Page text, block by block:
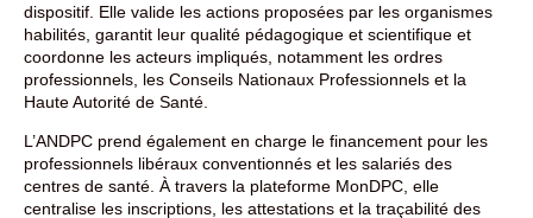
dispositif. Elle valide les actions proposées par les organismes
habilités, garantit leur qualité pédagogique et scientifique et
coordonne les acteurs impliqués, notamment les ordres
professionnels, les Conseils Nationaux Professionnels et la
Haute Autorité de Santé.
L’ANDPC prend également en charge le financement pour les
professionnels libéraux conventionnés et les salariés des
centres de santé. À travers la plateforme MonDPC, elle
centralise les inscriptions, les attestations et la traçabilité des